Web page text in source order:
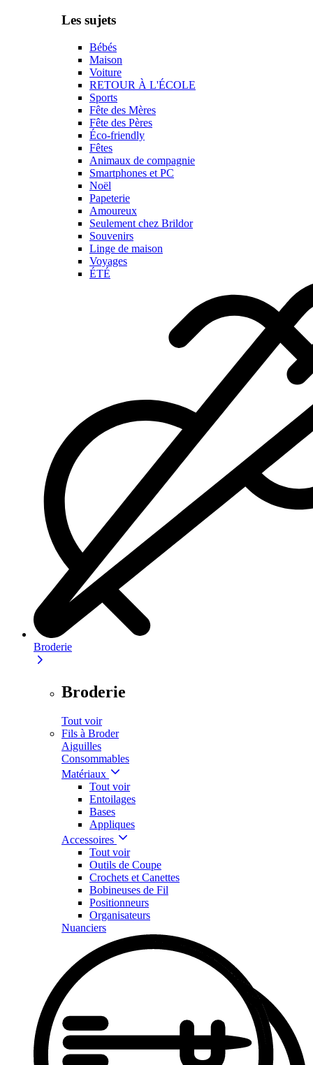
Les sujets
Bébés
Maison
Voiture
RETOUR À L'ÉCOLE
Sports
Fête des Mères
Fête des Pères
Éco-friendly
Fêtes
Animaux de compagnie
Smartphones et PC
Noël
Papeterie
Amoureux
Seulement chez Brildor
Souvenirs
Linge de maison
Voyages
ÉTÉ
Broderie
Broderie
Tout voir
Fils à Broder
Aiguilles
Consommables
Matériaux
Tout voir
Entoilages
Bases
Appliques
Accessoires
Tout voir
Outils de Coupe
Crochets et Canettes
Bobineuses de Fil
Positionneurs
Organisateurs
Nuanciers